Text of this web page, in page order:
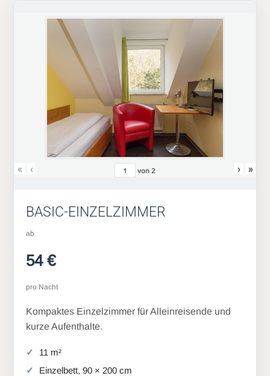
« ‹ von 2 › »
BASIC-EINZELZIMMER
ab
54 €
pro Nacht
Kompaktes Einzelzimmer für Alleinreisende und
kurze Aufenthalte.
11 m²
Einzelbett, 90 × 200 cm